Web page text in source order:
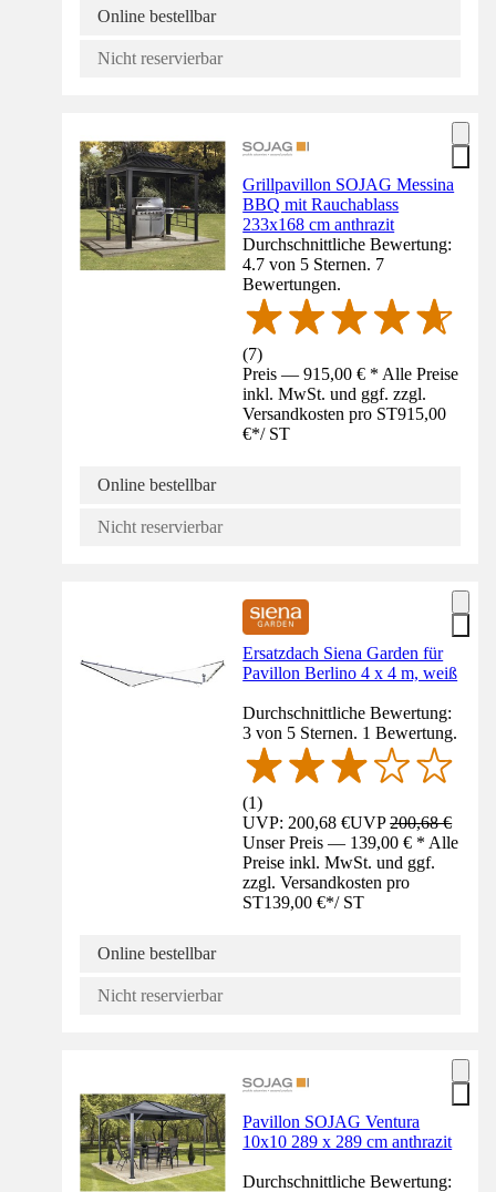
Online bestellbar
Nicht reservierbar
Grillpavillon SOJAG Messina
BBQ mit Rauchablass
233x168 cm anthrazit
Durchschnittliche Bewertung:
4.7 von 5 Sternen. 7
Bewertungen.
(7)
Preis — 915,00 € * Alle Preise
inkl. MwSt. und ggf. zzgl.
Versandkosten pro ST915,00
€*/ ST
Online bestellbar
Nicht reservierbar
Ersatzdach Siena Garden für
Pavillon Berlino 4 x 4 m, weiß
Durchschnittliche Bewertung:
3 von 5 Sternen. 1 Bewertung.
(1)
UVP: 200,68 €UVP200,68 €
Unser Preis — 139,00 € * Alle
Preise inkl. MwSt. und ggf.
zzgl. Versandkosten pro
ST139,00 €*/ ST
Online bestellbar
Nicht reservierbar
Pavillon SOJAG Ventura
10x10 289 x 289 cm anthrazit
Durchschnittliche Bewertung: